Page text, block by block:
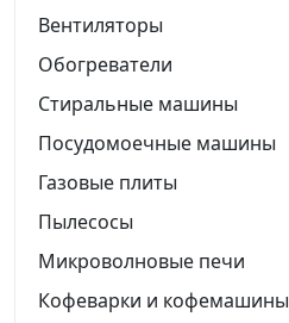
Вентиляторы
Обогреватели
Стиральные машины
Посудомоечные машины
Газовые плиты
Пылесосы
Микроволновые печи
Кофеварки и кофемашины